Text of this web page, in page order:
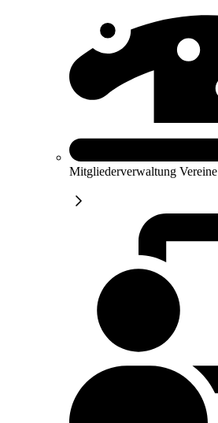
Mitgliederverwaltung